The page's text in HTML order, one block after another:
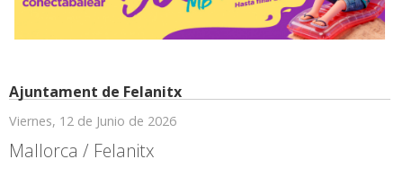
Ajuntament de Felanitx
Viernes, 12 de Junio de 2026
Mallorca / Felanitx